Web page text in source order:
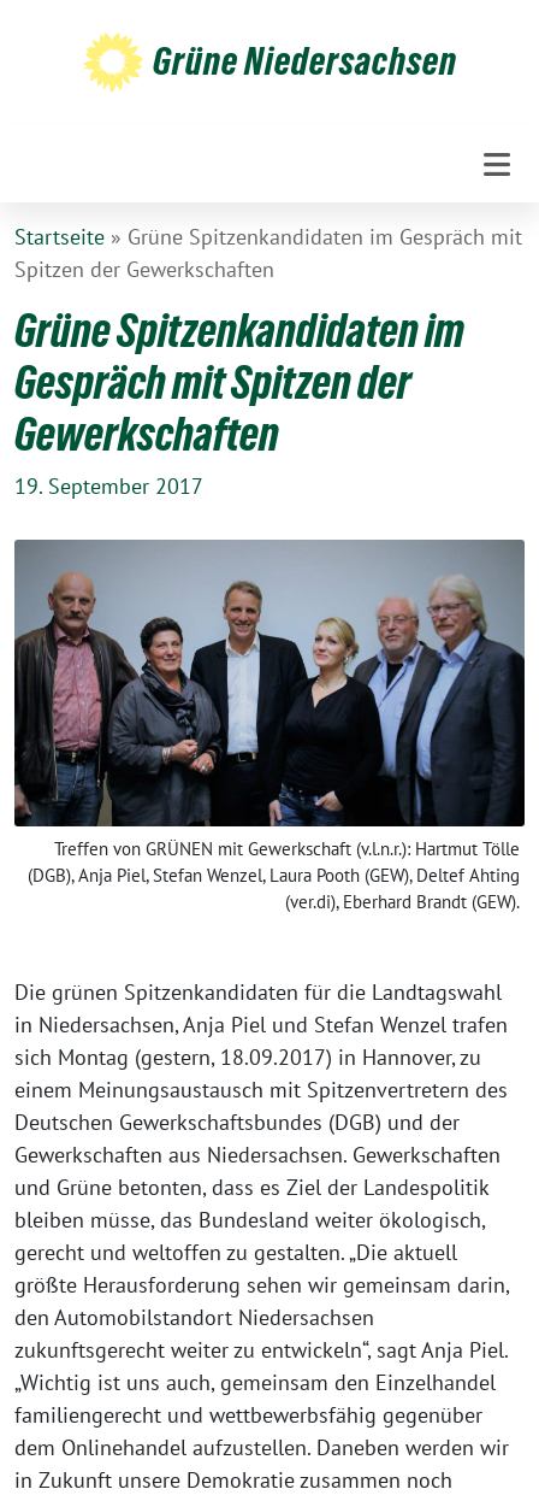
Grüne Niedersachsen
Startseite » Grüne Spitzenkandidaten im Gespräch mit
Spitzen der Gewerkschaften
Grüne Spitzenkandidaten im
Gespräch mit Spitzen der
Gewerkschaften
19. September 2017
Treffen von GRÜNEN mit Gewerkschaft (v.l.n.r.): Hartmut Tölle
(DGB), Anja Piel, Stefan Wenzel, Laura Pooth (GEW), Deltef Ahting
(ver.di), Eberhard Brandt (GEW).
Die grünen Spitzenkandidaten für die Landtagswahl
in Niedersachsen, Anja Piel und Stefan Wenzel trafen
sich Montag (gestern, 18.09.2017) in Hannover, zu
einem Meinungsaustausch mit Spitzenvertretern des
Deutschen Gewerkschaftsbundes (DGB) und der
Gewerkschaften aus Niedersachsen. Gewerkschaften
und Grüne betonten, dass es Ziel der Landespolitik
bleiben müsse, das Bundesland weiter ökologisch,
gerecht und weltoffen zu gestalten. „Die aktuell
größte Herausforderung sehen wir gemeinsam darin,
den Automobilstandort Niedersachsen
zukunftsgerecht weiter zu entwickeln“, sagt Anja Piel.
„Wichtig ist uns auch, gemeinsam den Einzelhandel
familiengerecht und wettbewerbsfähig gegenüber
dem Onlinehandel aufzustellen. Daneben werden wir
in Zukunft unsere Demokratie zusammen noch